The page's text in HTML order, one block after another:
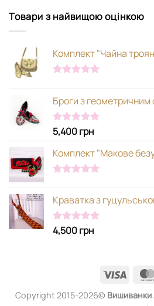
Товари з найвищою оцінкою
Комплект "Чайна
Броги з
Оцінено в
з 5
5,400грн
Комплект "Макове
Краватка з
Оцінено в
з 5
4,500грн
Visa
Copyright 2015-2026© Вишиванки